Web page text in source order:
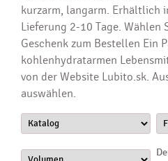
kurzarm, langarm. Erhältlich
Lieferung 2-10 Tage. Wählen
Geschenk zum Bestellen Ein
kohlenhydratarmen
von der Website Lubito.sk.
auswählen.